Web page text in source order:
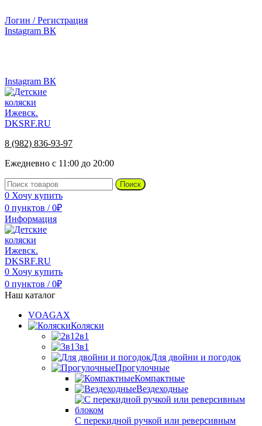
Логин / Регистрация
Instagram ВК
Instagram ВК
8 (982) 836-93-97
Ежедневно с 11:00 до 20:00
Поиск
0 Хочу купить
0 пунктов / 0₽
Информация
0 Хочу купить
0 пунктов / 0₽
Наш каталог
VOAGAX
Коляски
2в1
3в1
Для двойни и погодок
Прогулочные
Компактные
Вездеходные
С перекидной ручкой или реверсивным